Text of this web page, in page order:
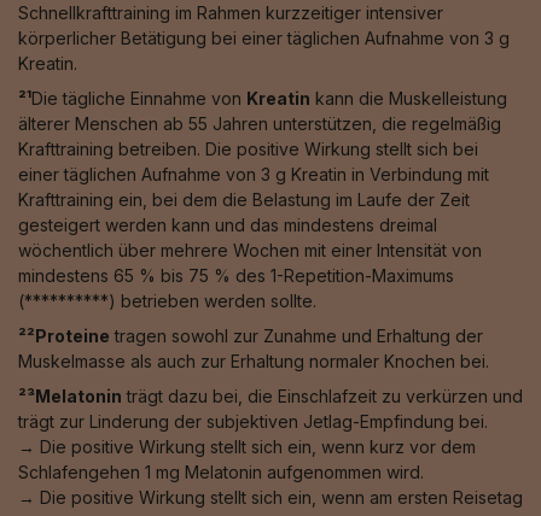
Schnellkrafttraining im Rahmen kurzzeitiger intensiver
körperlicher Betätigung bei einer täglichen Aufnahme von 3 g
Kreatin.
²¹Die tägliche Einnahme von Kreatin kann die Muskelleistung
älterer Menschen ab 55 Jahren unterstützen, die regelmäßig
Krafttraining betreiben. Die positive Wirkung stellt sich bei
einer täglichen Aufnahme von 3 g Kreatin in Verbindung mit
Krafttraining ein, bei dem die Belastung im Laufe der Zeit
gesteigert werden kann und das mindestens dreimal
wöchentlich über mehrere Wochen mit einer Intensität von
mindestens 65 % bis 75 % des 1-Repetition-Maximums
(**********) betrieben werden sollte.
²²Proteine tragen sowohl zur Zunahme und Erhaltung der
Muskelmasse als auch zur Erhaltung normaler Knochen bei.
²³Melatonin trägt dazu bei, die Einschlafzeit zu verkürzen und
trägt zur Linderung der subjektiven Jetlag-Empfindung bei.
→ Die positive Wirkung stellt sich ein, wenn kurz vor dem
Schlafengehen 1 mg Melatonin aufgenommen wird.
→ Die positive Wirkung stellt sich ein, wenn am ersten Reisetag